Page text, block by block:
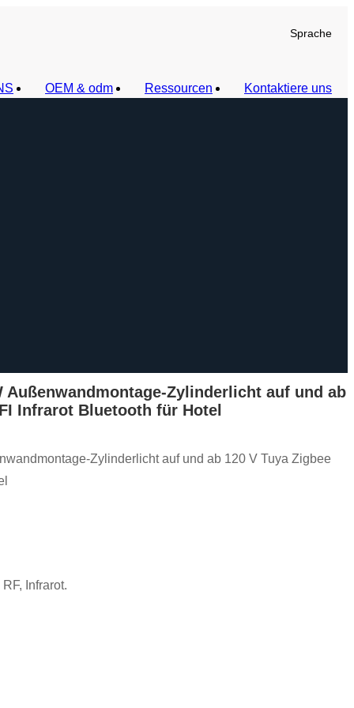
Sprache
OEM & odm Ressourcen Kontaktiere uns
Außenwandmontage-Zylinderlicht auf und ab
Infrarot Bluetooth für Hotel
Zylinderlicht auf und ab 120 V Tuya Zigbee
Infrarot.